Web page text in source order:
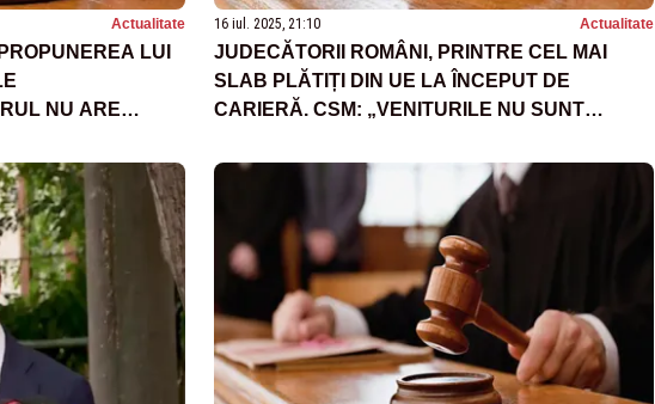
Actualitate
LUI
NU ARE
16 iul. 2025, 21:10 Actualitate
JUDECĂTORII ROMÂNI, PRINTRE CEL MAI
SLAB PLĂTIȚI DIN UE LA ÎNCEPUT DE
CARIERĂ. CSM: „VENITURILE NU SUNT